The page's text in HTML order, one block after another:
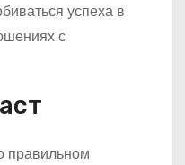
успеха в
с
правильном